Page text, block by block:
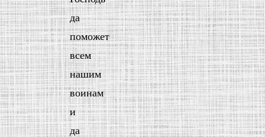
да
поможет
всем
нашим
воинам
и
да